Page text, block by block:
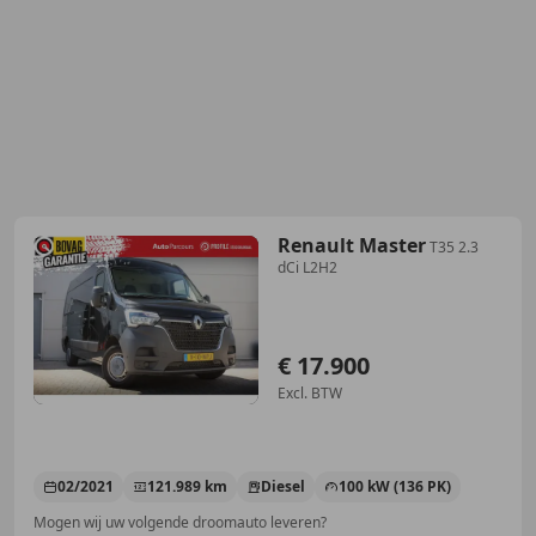
Renault MasterT35 2.3
dCi L2H2
€ 17.900
Excl. BTW
02/2021 121.989 km Diesel
100 kW (136 PK)
Mogen wij uw volgende droomauto leveren?